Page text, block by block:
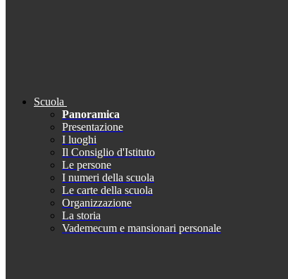
Scuola
Panoramica
Presentazione
I luoghi
Il Consiglio d'Istituto
Le persone
I numeri della scuola
Le carte della scuola
Organizzazione
La storia
Vademecum e mansionari personale